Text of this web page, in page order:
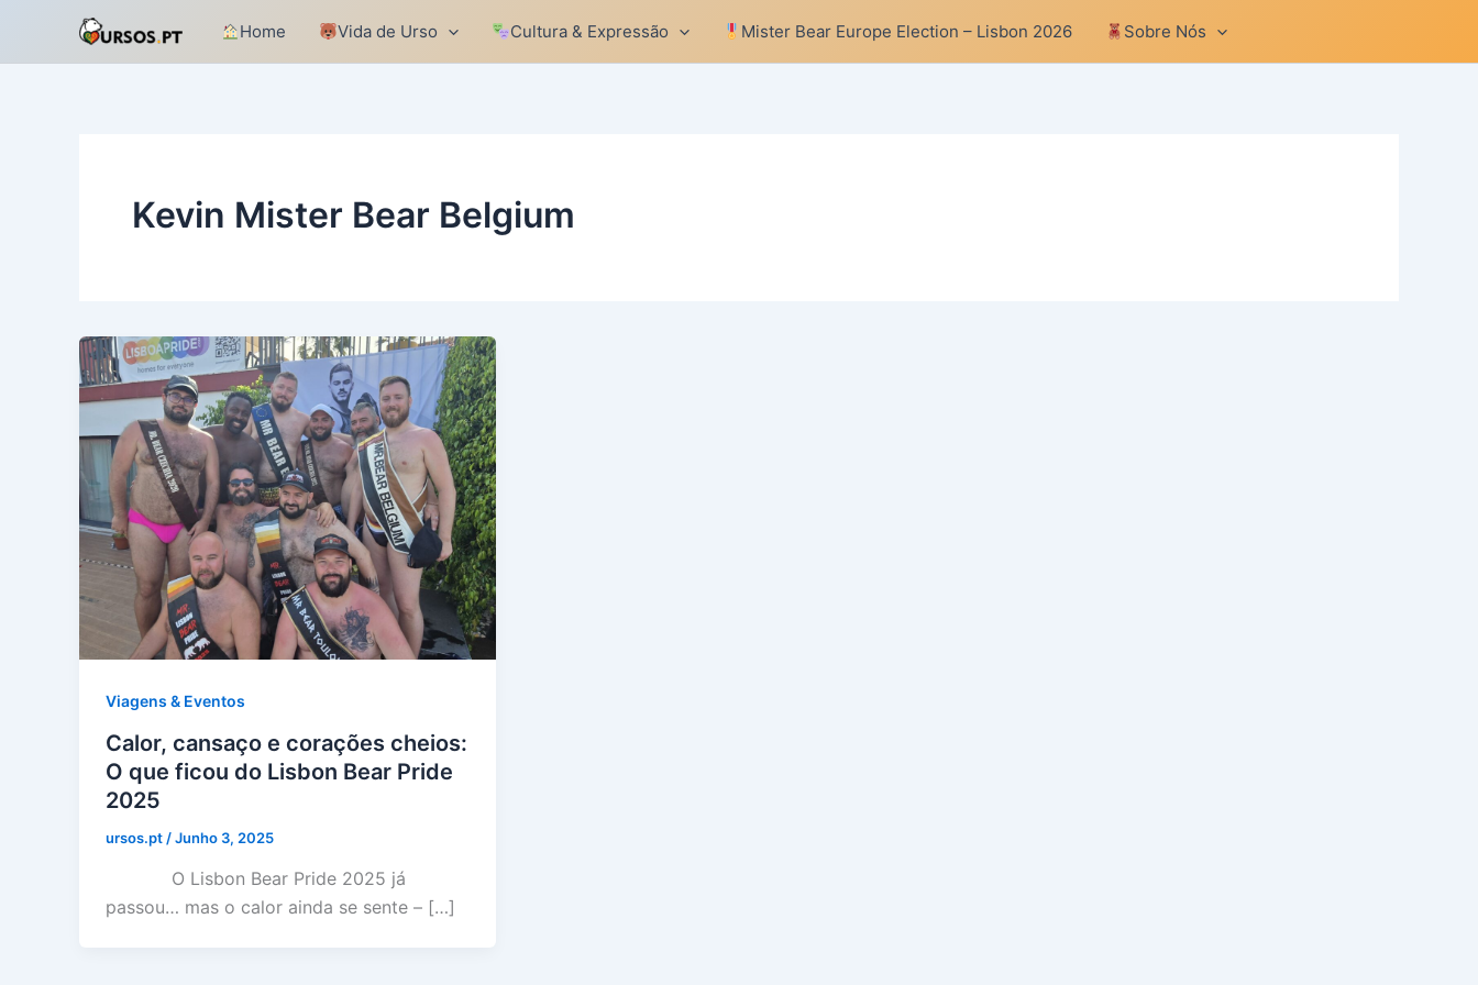
content
Home Vida de Urso Cultura & Expressão Mister Bear Europe Election – Lisbon 2026 Sobre Nós
Kevin Mister Bear Belgium
Viagens & Eventos
Calor, cansaço e corações cheios:
O que ficou do Lisbon Bear Pride
2025
ursos.pt /Junho 3, 2025
O Lisbon Bear Pride 2025 já
passou… mas o calor ainda se sente – […]